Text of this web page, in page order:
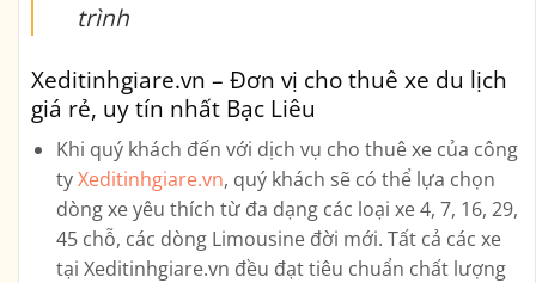
trình
Xeditinhgiare.vn – Đơn vị cho thuê xe du lịch
giá rẻ, uy tín nhất Bạc Liêu
Khi quý khách đến với dịch vụ cho thuê xe của công
tyXeditinhgiare.vn, quý khách sẽ có thể lựa chọn
dòng xe yêu thích từ đa dạng các loại xe4, 7, 16, 29,
45 chỗ, các dòng Limousine đời mới. Tất cả các xe
tại Xeditinhgiare.vn đều đạt tiêu chuẩn chất lượng